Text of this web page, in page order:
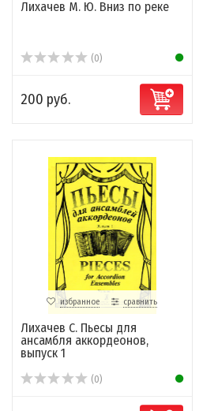
Лихачев М. Ю. Вниз по реке
(0)
200 руб.
избранное сравнить
Лихачев С. Пьесы для
ансамбля аккордеонов,
выпуск 1
(0)